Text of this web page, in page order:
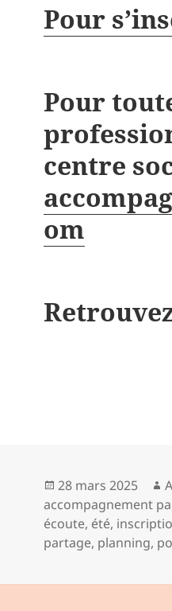
Pour
Pour
centre
om
28 mars 2025
accompagnement
écoute, été,
partage, planning,